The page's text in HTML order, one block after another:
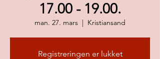
17.00 - 19.00.
man. 27. mars
  |
Kristiansand
Registreringen er lukket